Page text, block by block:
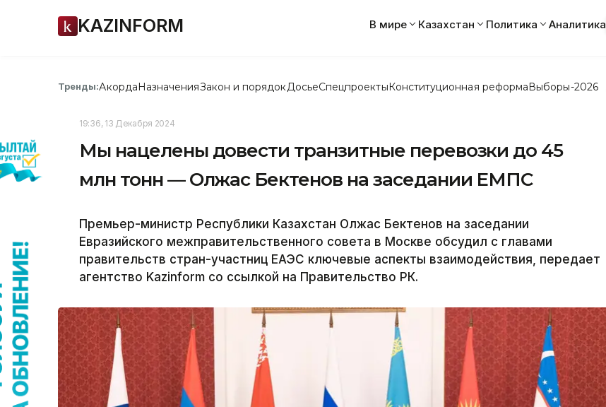
KAZINFORM В мире Казахстан Политика Аналитика
Тренды:АкордаНазначенияЗакон и порядок ДосьеСпецпроектыКонституционная реформаВыборы-2026
19:36, 13 Декабря 2024
Мы нацелены довести транзитные перевозки до 45
млн тонн — Олжас Бектенов на заседании ЕМПС
Премьер-министр Республики Казахстан Олжас Бектенов на заседании
Евразийского межправительственного совета в Москве обсудил с главами
правительств стран-участниц ЕАЭС ключевые аспекты взаимодействия, передает
агентство Kazinform со ссылкой на Правительство РК.